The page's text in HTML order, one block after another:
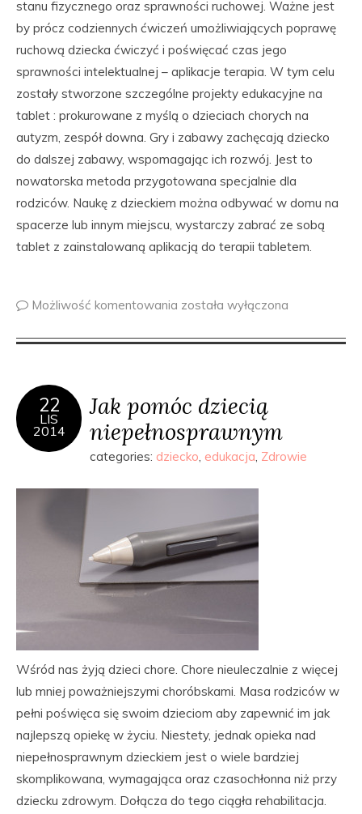
stanu fizycznego oraz sprawności ruchowej. Ważne jest
by prócz codziennych ćwiczeń umożliwiających poprawę
ruchową dziecka ćwiczyć i poświęcać czas jego
sprawności intelektualnej – aplikacje terapia. W tym celu
zostały stworzone szczególne projekty edukacyjne na
tablet : prokurowane z myślą o dzieciach chorych na
autyzm, zespół downa. Gry i zabawy zachęcają dziecko
do dalszej zabawy, wspomagając ich rozwój. Jest to
nowatorska metoda przygotowana specjalnie dla
rodziców. Naukę z dzieckiem można odbywać w domu na
spacerze lub innym miejscu, wystarczy zabrać ze sobą
tablet z zainstalowaną aplikacją do terapii tabletem.
Możliwość komentowania została wyłączona
22
LIS
2014
Jak pomóc dziecią
niepełnosprawnym
categories: dziecko, edukacja, Zdrowie
Wśród nas żyją dzieci chore. Chore nieuleczalnie z więcej
lub mniej poważniejszymi choróbskami. Masa rodziców w
pełni poświęca się swoim dzieciom aby zapewnić im jak
najlepszą opiekę w życiu. Niestety, jednak opieka nad
niepełnosprawnym dzieckiem jest o wiele bardziej
skomplikowana, wymagająca oraz czasochłonna niż przy
dziecku zdrowym. Dołącza do tego ciągła rehabilitacja.